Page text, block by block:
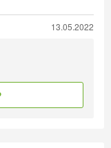
13.05.2022